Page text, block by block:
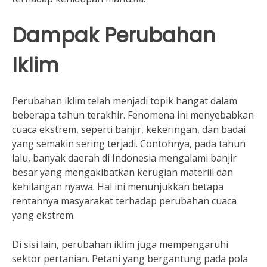
Dampak Perubahan
Iklim
Perubahan iklim telah menjadi topik hangat dalam
beberapa tahun terakhir. Fenomena ini menyebabkan
cuaca ekstrem, seperti banjir, kekeringan, dan badai
yang semakin sering terjadi. Contohnya, pada tahun
lalu, banyak daerah di Indonesia mengalami banjir
besar yang mengakibatkan kerugian materiil dan
kehilangan nyawa. Hal ini menunjukkan betapa
rentannya masyarakat terhadap perubahan cuaca
yang ekstrem.
Di sisi lain, perubahan iklim juga mempengaruhi
sektor pertanian. Petani yang bergantung pada pola